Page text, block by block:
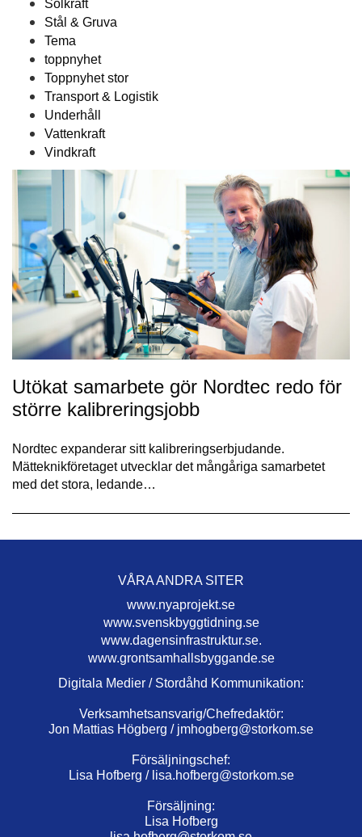
Solkraft
Stål & Gruva
Tema
toppnyhet
Toppnyhet stor
Transport & Logistik
Underhåll
Vattenkraft
Vindkraft
Utökat samarbete gör Nordtec redo för
större kalibreringsjobb
Nordtec expanderar sitt kalibreringserbjudande.
Mätteknikföretaget utvecklar det mångåriga samarbetet
med det stora, ledande…
VÅRA ANDRA SITER
www.nyaprojekt.se
www.svenskbyggtidning.se
www.dagensinfrastruktur.se.
www.grontsamhallsbyggande.se
Digitala Medier / Stordåhd Kommunikation:
Verksamhetsansvarig/Chefredaktör:
Jon Mattias Högberg / jmhogberg@storkom.se
Försäljningschef:
Lisa Hofberg / lisa.hofberg@storkom.se
Försäljning:
Lisa Hofberg